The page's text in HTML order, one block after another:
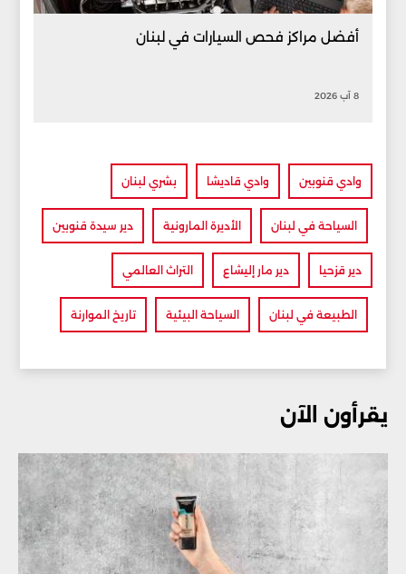
أفضل مراكز فحص السيارات في لبنان
8 آب 2026
وادي قنوبين وادي قاديشا بشري لبنان
السياحة في لبنان الأديرة المارونية دير سيدة قنوبين
دير قزحيا دير مار إليشاع التراث العالمي
الطبيعة في لبنان السياحة البيئية تاريخ الموارنة
يقرأون الآن